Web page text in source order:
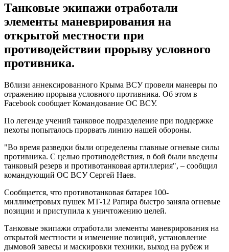
Танковые экипажи отработали
элементы маневрирования на
открытой местности при
противодействии прорыву условного
противника.
Вблизи аннексированного Крыма ВСУ провели маневры по
отражению прорыва условного противника. Об этом в
Facebook сообщает Командование ОС ВСУ.
По легенде учений танковое подразделение при поддержке
пехоты попыталось прорвать линию нашей обороны.
"Во время разведки были определены главные огневые силы
противника. С целью противодействия, в бой были введены
танковый резерв и противотанковая артиллерия", – сообщил
командующий ОС ВСУ Сергей Наев.
Сообщается, что противотанковая батарея 100-
миллиметровых пушек МТ-12 Рапира быстро заняла огневые
позиции и приступила к уничтожению целей.
Танковые экипажи отработали элементы маневрирования на
открытой местности и изменение позиций, установление
дымовой завесы и маскировки техники, выход на рубеж и